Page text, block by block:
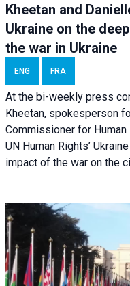
Kheetan and
Ukraine on the
the war in Ukraine
ENG FRA
At the bi-weekly press
Kheetan, spokesperson
Commissioner for
UN Human Rights’
impact of the war on the